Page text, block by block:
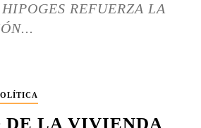
REFUERZA LA
DE LA VIVIENDA